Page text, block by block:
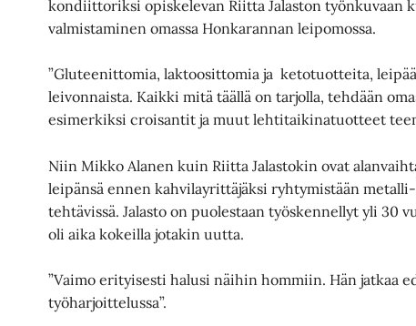
kondiittoriksi opiskelevan Riitta Jalaston työnkuvaan
valmistaminen omassa Honkarannan leipomossa.
”Gluteenittomia, laktoosittomia ja ketotuotteita,
leivonnaista. Kaikki mitä täällä on tarjolla, tehdään
esimerkiksi croisantit ja muut lehtitaikinatuotteet
Niin Mikko Alanen kuin Riitta Jalastokin ovat
leipänsä ennen kahvilayrittäjäksi ryhtymistään
tehtävissä. Jalasto on puolestaan työskennellyt yli 30
oli aika kokeilla jotakin uutta.
”Vaimo erityisesti halusi näihin hommiin. Hän jatkaa
työharjoittelussa”.